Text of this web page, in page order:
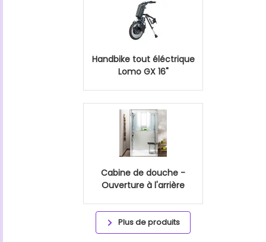
Handbike tout éléctrique
Lomo GX 16"
Cabine de douche -
Ouverture à l'arrière
Plus de produits